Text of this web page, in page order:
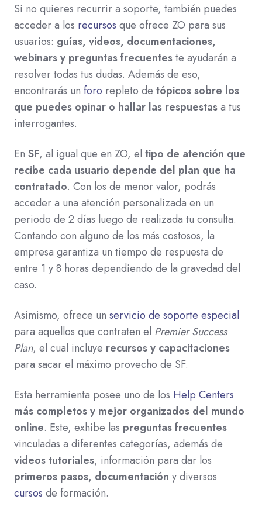
Si no quieres recurrir a soporte, también puedes
acceder a los recursos que ofrece ZO para sus
usuarios: guías, videos, documentaciones,
webinars y preguntas frecuenteste ayudarán a
resolver todas tus dudas. Además de eso,
encontrarás un foro repleto de tópicos sobre los
que puedes opinar o hallar las respuestasa tus
interrogantes.
En SF, al igual que en ZO, el tipo de atención que
recibe cada usuario depende del plan que ha
contratado. Con los de menor valor, podrás
acceder a una atención personalizada en un
periodo de 2 días luego de realizada tu consulta.
Contando con alguno de los más costosos, la
empresa garantiza un tiempo de respuesta de
entre 1 y 8 horas dependiendo de la gravedad del
caso.
Asimismo, ofrece un servicio de soporte especial
para aquellos que contraten el Premier Success
Plan, el cual incluye recursos y capacitaciones
para sacar el máximo provecho de SF.
Esta herramienta posee uno de los Help Centers
más completos y mejor organizados del mundo
online. Este, exhibe las preguntas frecuentes
vinculadas a diferentes categorías, además de
videos tutoriales, información para dar los
primeros pasos, documentación y diversos
cursos de formación.